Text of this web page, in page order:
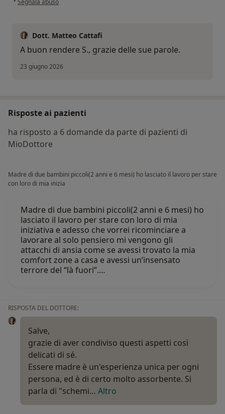
Dott. Matteo Cattafi
A buon rendere S., grazie delle sue parole.
23 giugno 2026
Risposte ai pazienti
ha risposto a 6 domande da parte di pazienti di
MioDottore
Madre di due bambini piccoli(2 anni e 6 mesi) ho lasciato il lavoro per stare
con loro di mia inizia
Madre di due bambini piccoli(2 anni e 6 mesi) ho
lasciato il lavoro per stare con loro di mia
iniziativa e adesso che vorrei ricominciare a
lavorare al solo pensiero mi vengono gli
attacchi di ansia come se avessi trovato la mia
comfort zone a casa e avessi un’insensato
terrore del “là fuori”.…
RISPOSTA DEL DOTTORE:
Salve,
grazie di aver condiviso questi aspetti così
delicati di sé.
Essere madre è un'esperienza unica per ogni
persona, ed è di certo molto assorbente. Si
parla di "schemi… Altro